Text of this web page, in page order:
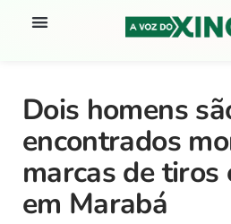
Dois homens
encontrados
marcas de tiros
em Marabá